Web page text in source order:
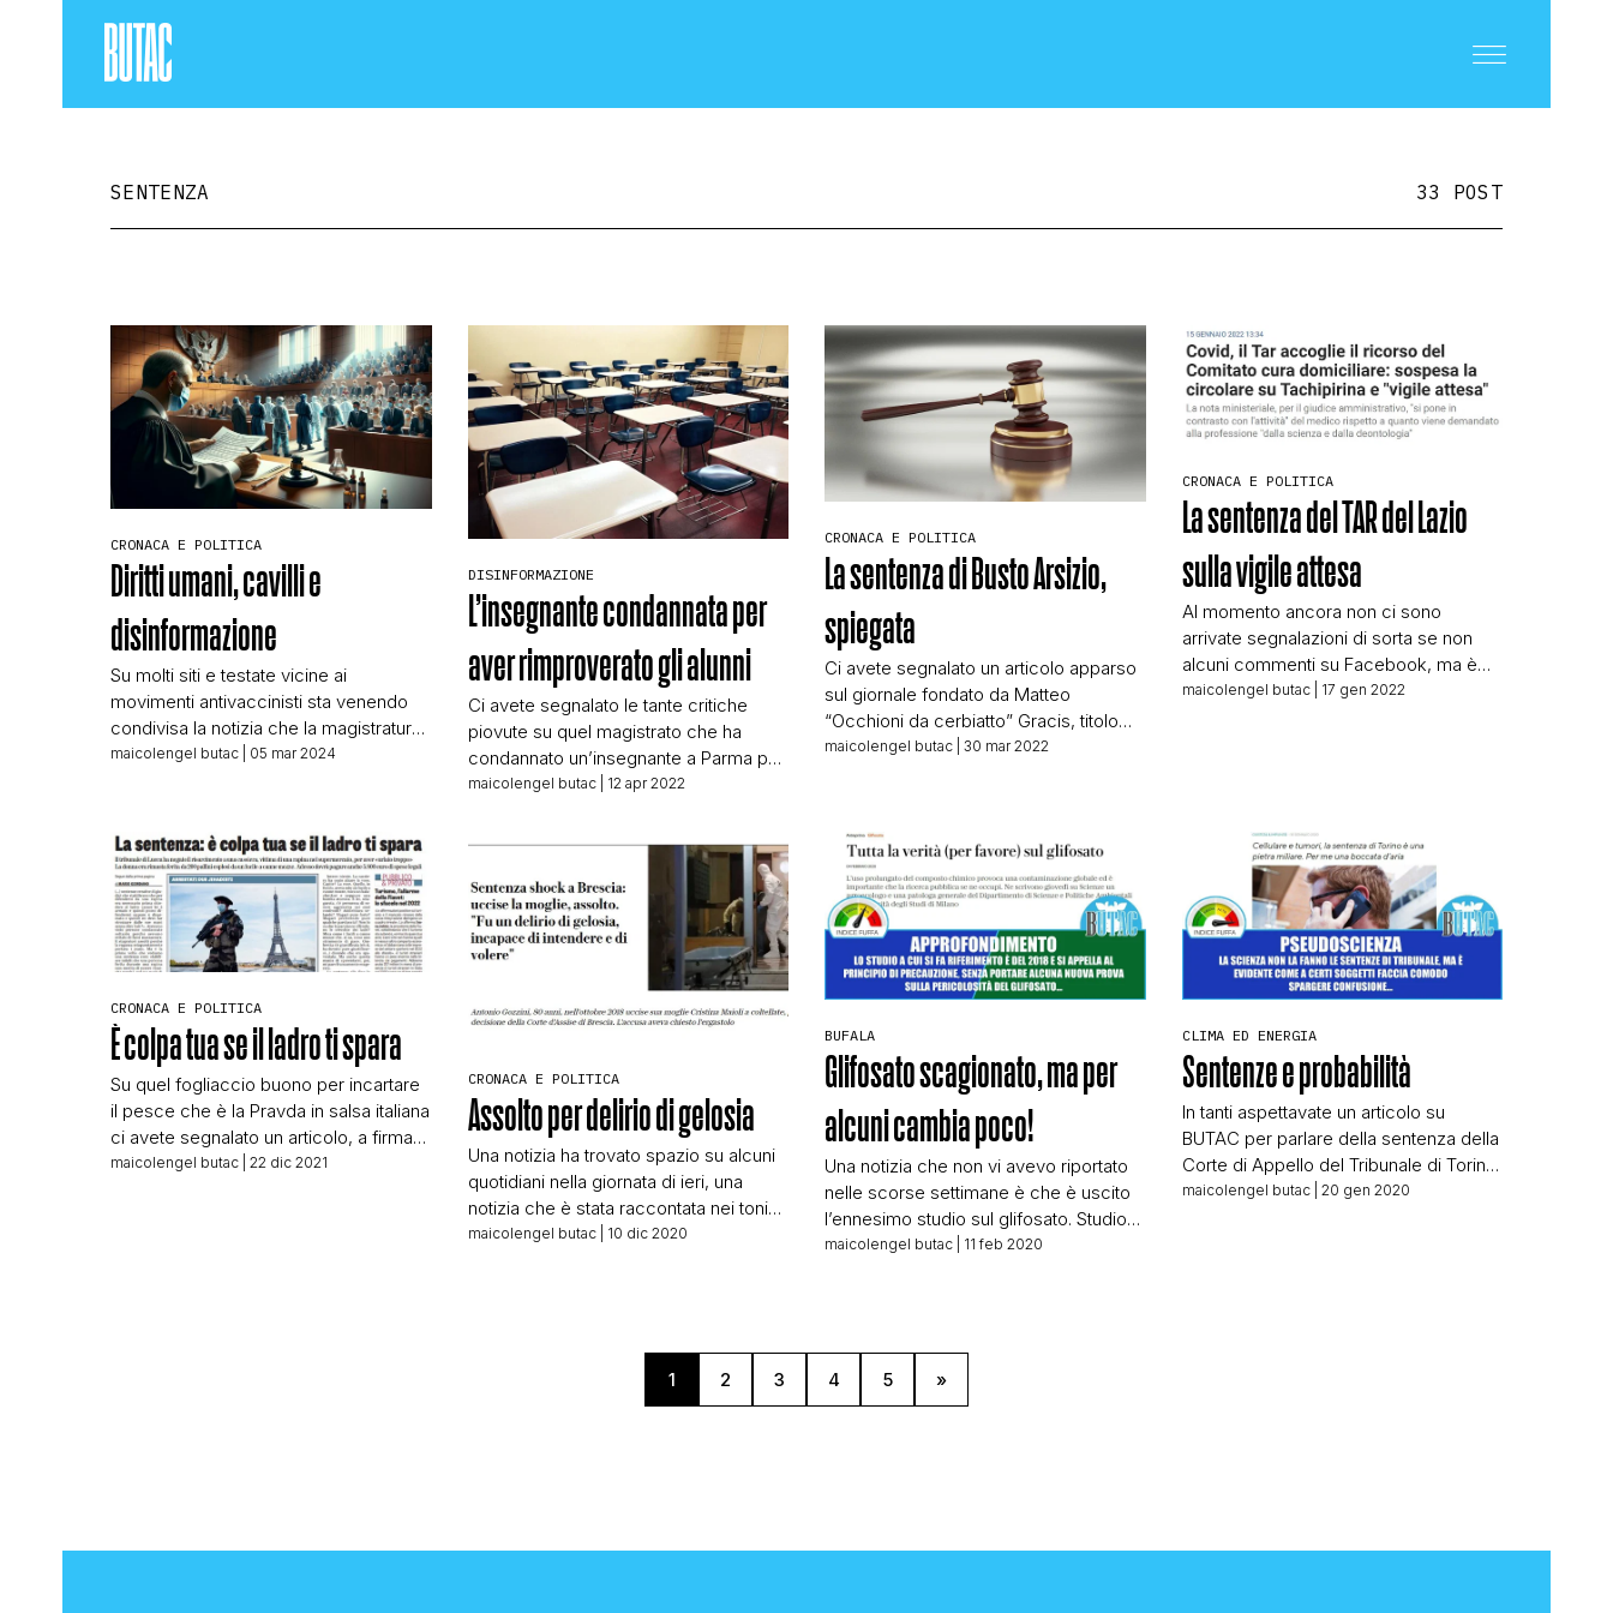
SCIENZA E TECNOLOGIA
SALUTE E MEDICINA
STORIA E CITAZIONI
INTRATTENIMENTO
COMPLOTTI, LEGGENDE URBANE ED EVERGREEN
EDITORIALI
TRUFFE E SOCIAL NETWORK
CLIMA ED ENERGIA
CONTATTI
CHI SIAMO
SENTENZA 33 POST
CRONACA E POLITICA
Diritti umani, cavilli e
disinformazione
Su molti siti e testate vicine ai
movimenti antivaccinisti sta venendo
condivisa la notizia che la magistratura
del Queensland ha deciso che poliziotti
essere licenziati. Vediamo circolare
titoli di questo genere: “Violati i diritti
umani”, l’obbligo era illegittimo: “Una
sentenza storica”. Cosa succede […]
maicolengel butac | 05 mar 2024
DISINFORMAZIONE
L’insegnante condannata per
aver rimproverato gli alunni
Ci avete segnalato le tante critiche
piovute su quel magistrato che ha
condannato un’insegnante a Parma per
fatti che risalgono al 2018.
fare per una testata che si occupa
appunto di scuola), riporta,
praticamente senza commento, le
critiche alla sentenza mosse dai
deputati di Fratelli d’Italia […]
maicolengel butac| 12 apr 2022
CRONACA E POLITICA
La sentenza di Busto Arsizio,
spiegata
Ci avete segnalato un articolo apparso
sul giornale fondato da Matteo
“Occhioni da cerbiatto” Gracis, titolo
dell’articolo: Un’azienda è stata
a cui fa riferimento, e per questo a
Valeria Casolaro, autrice dell’articolo,
va tutto il nostro […]
maicolengel butac | 30 mar 2022
CRONACA E POLITICA
La sentenza del TAR del Lazio
sulla vigile attesa
Al momento ancora non ci sono
arrivate segnalazioni di sorta se non
alcuni commenti su Facebook, ma è
notizia di ieri la sentenza del TAR del
maicolengel butac| 17 gen 2022
CRONACA E POLITICA
È colpa tua se il ladro ti spara
Su quel fogliaccio buono per incartare
il pesce che è la Pravda in salsa italiana
ci avete segnalato un articolo, a firma
Mario Giordano, che titola: La sentenza:
maicolengel butac | 22 dic 2021
CRONACA E POLITICA
Assolto per delirio di gelosia
Una notizia ha trovato spazio su alcuni
quotidiani nella giornata di ieri, una
notizia che è stata raccontata nei toni
sbagliati da svariate testate. Vediamo di
maicolengel butac| 10 dic 2020
BUFALA
Glifosato scagionato, ma per
alcuni cambia poco!
Una notizia che non vi avevo riportato
nelle scorse settimane è che è uscito
l’ennesimo studio sul glifosato. Studio
condotto dall’EPA (l’Agenzia americana
del glifosato. Poche testate italiane ne
hanno parlato, quando invece tante
sono quelle che in […]
maicolengel butac | 11 feb 2020
CLIMA ED ENERGIA
Sentenze e probabilità
In tanti aspettavate un articolo su
BUTAC per parlare della sentenza della
Corte di Appello del Tribunale di Torino
che ha certificato un nesso causale tra
maicolengel butac| 20 gen 2020
1 2 3 4 5 »